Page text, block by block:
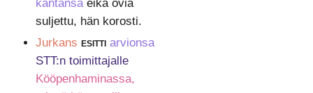
kantansaeikä ovia
suljettu, hän korosti.
Jurkans esitti arvionsa
STT:n toimittajalle
Kööpenhaminassa,